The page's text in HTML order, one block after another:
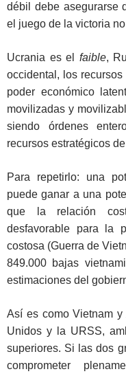
débil debe asegurarse
el juego de la victoria
Ucrania es el faible,
occidental, los
poder económico
movilizadas y
siendo órdenes
recursos estratégicos
Para repetirlo: una
puede ganar a una
que la relación
desfavorable para la
costosa (Guerra de
849.000 bajas
estimaciones del
Así es como Vietnam y
Unidos y la URSS,
superiores. Si las dos
comprometer